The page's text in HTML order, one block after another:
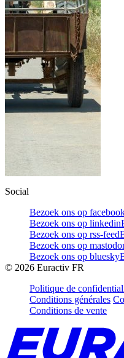
Social
Bezoek ons op
Bezoek ons op linkedin
Bezoek ons op rss-feed
Bezoek ons op
Bezoek ons op bluesky
© 2026 Euractiv FR
Politique de
Conditions générales
Conditions de vente